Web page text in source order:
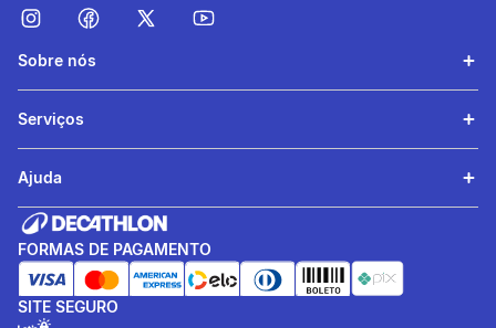
Sobre nós
Serviços
Ajuda
FORMAS DE PAGAMENTO
SITE SEGURO